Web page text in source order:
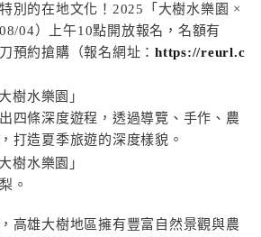
別的在地文化！2025「大樹水樂園 ×
04）上午10點開放報名，名額有
預約搶購（報名網址： https://reurl.c
四條深度遊程，透過導覽、手作、農
打造夏季旅遊的深度樣貌。
。
高雄大樹地區擁有豐富自然景觀與農